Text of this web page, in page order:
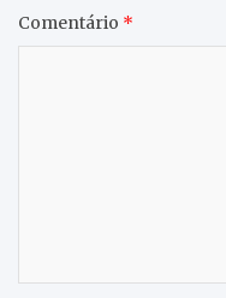
Comentário *